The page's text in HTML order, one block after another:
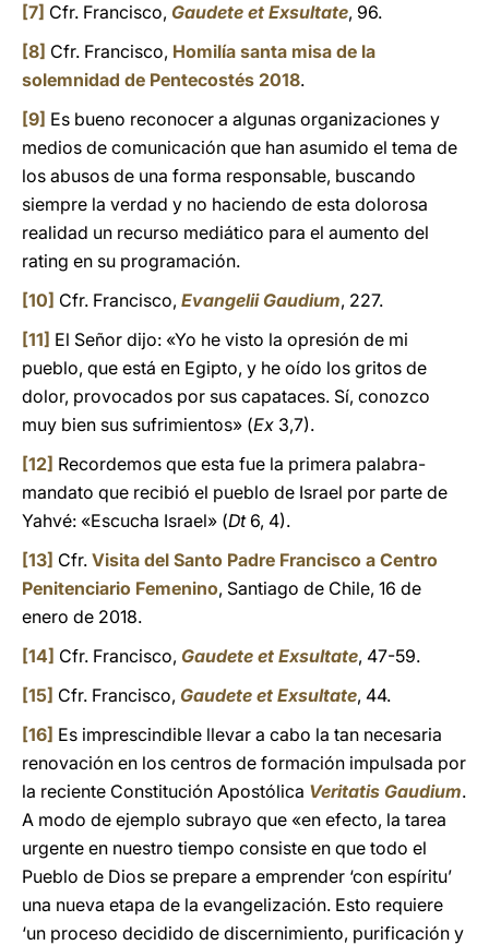
[7] Cfr. Francisco, Gaudete et Exsultate, 96.
[8] Cfr. Francisco, Homilía santa misa de la
solemnidad de Pentecostés 2018.
[9] Es bueno reconocer a algunas organizaciones y
medios de comunicación que han asumido el tema de
los abusos de una forma responsable, buscando
siempre la verdad y no haciendo de esta dolorosa
realidad un recurso mediático para el aumento del
rating en su programación.
[10] Cfr. Francisco, Evangelii Gaudium, 227.
[11] El Señor dijo: «Yo he visto la opresión de mi
pueblo, que está en Egipto, y he oído los gritos de
dolor, provocados por sus capataces. Sí, conozco
muy bien sus sufrimientos» (Ex 3,7).
[12] Recordemos que esta fue la primera palabra-
mandato que recibió el pueblo de Israel por parte de
Yahvé: «Escucha Israel» (Dt6, 4).
[13] Cfr. Visita del Santo Padre Francisco a Centro
Penitenciario Femenino, Santiago de Chile, 16 de
enero de 2018.
[14] Cfr. Francisco, Gaudete et Exsultate, 47-59.
[15] Cfr. Francisco, Gaudete et Exsultate, 44.
[16] Es imprescindible llevar a cabo la tan necesaria
renovación en los centros de formación impulsada por
la reciente Constitución Apostólica Veritatis Gaudium.
A modo de ejemplo subrayo que «en efecto, la tarea
urgente en nuestro tiempo consiste en que todo el
Pueblo de Dios se prepare a emprender ‘con espíritu’
una nueva etapa de la evangelización. Esto requiere
‘un proceso decidido de discernimiento, purificación y